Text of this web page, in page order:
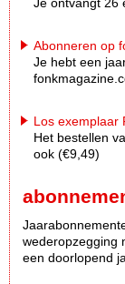
Abonneren op
Je hebt een
Los exemplaar
Het bestellen
ook (€9,49)
wederopzegging
een doorlopend